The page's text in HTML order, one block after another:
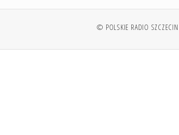
© POLSKIE RADIO SZCZECIN